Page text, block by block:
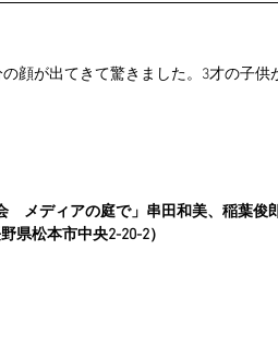
顔が出てきて驚きました。3才の子供
　メディアの庭で」串田和美、稲葉俊
県松本市中央2-20-2）